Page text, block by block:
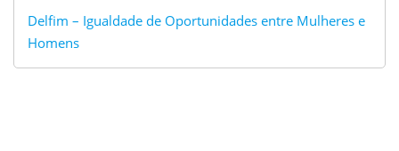
Delfim – Igualdade de Oportunidades entre Mulheres e
Homens